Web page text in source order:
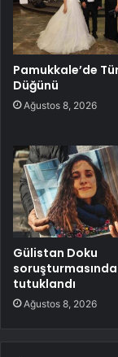
Pamukkale’de
Düğünü
Ağustos 8, 2026
Gülistan Doku
tutuklandı
Ağustos 8, 2026